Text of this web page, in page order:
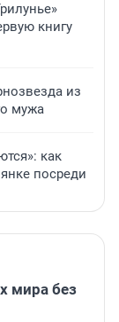
книгу
из
мужа
как
посреди
мира без